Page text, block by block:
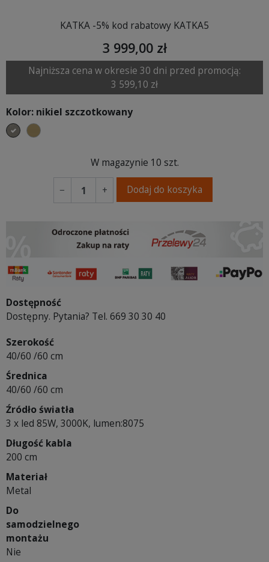
KATKA -5% kod rabatowy KATKA5
3 999,00 zł
Najniższa cena w okresie 30 dni przed promocją:
3 599,10 zł
Kolor: nikiel szczotkowany
nikiel szczotkowany
mosiądz szczotkowany
W magazynie 10 szt.
− + Dodaj do koszyka
Dostępność
Dostępny. Pytania? Tel. 669 30 30 40
Szerokość
40/60 /60 cm
Średnica
40/60 /60 cm
Źródło światła
3 x led 85W, 3000K, lumen:8075
Długość kabla
200 cm
Materiał
Metal
Do
samodzielnego
montażu
Nie